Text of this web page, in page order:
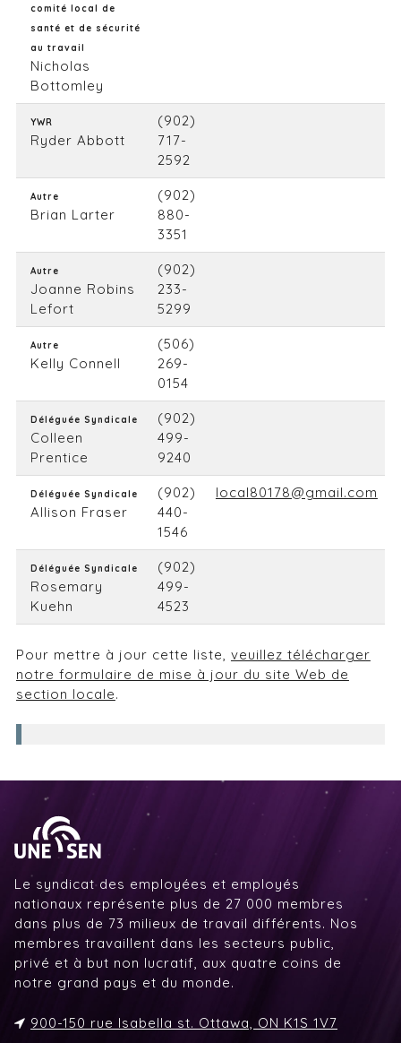
comité local de
santé et de sécurité
au travail
Nicholas
Bottomley
YWR
Ryder Abbott
(902)
717-
2592
Autre
Brian Larter
(902)
880-
3351
Autre
Joanne Robins
Lefort
(902)
233-
5299
Autre
Kelly Connell
(506)
269-
0154
Déléguée Syndicale
Colleen
Prentice
(902)
499-
9240
Déléguée Syndicale
Allison Fraser
(902)
440-
1546
local80178@gmail.com
Déléguée Syndicale
Rosemary
Kuehn
(902)
499-
4523
Pour mettre à jour cette liste, veuillez télécharger
notre formulaire de mise à jour du site Web de
section locale.
Le syndicat des employées et employés
nationaux représente plus de 27 000 membres
dans plus de 73 milieux de travail différents. Nos
membres travaillent dans les secteurs public,
privé et à but non lucratif, aux quatre coins de
notre grand pays et du monde.
900-150 rue Isabella st. Ottawa, ON K1S 1V7